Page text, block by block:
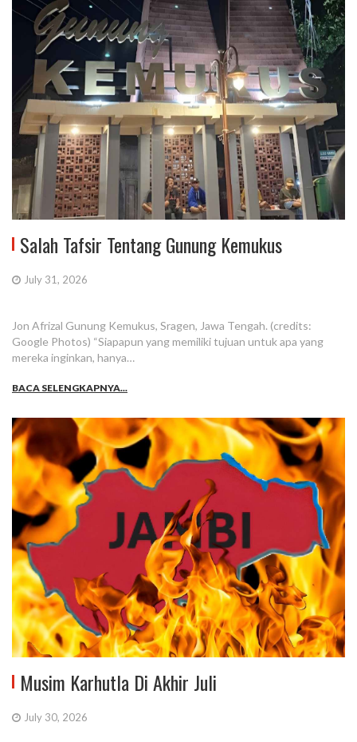
Salah Tafsir Tentang Gunung Kemukus
July 31, 2026
Jon Afrizal Gunung Kemukus, Sragen, Jawa Tengah. (credits:
Google Photos) “Siapapun yang memiliki tujuan untuk apa yang
mereka inginkan, hanya…
BACA SELENGKAPNYA...
Musim Karhutla Di Akhir Juli
July 30, 2026